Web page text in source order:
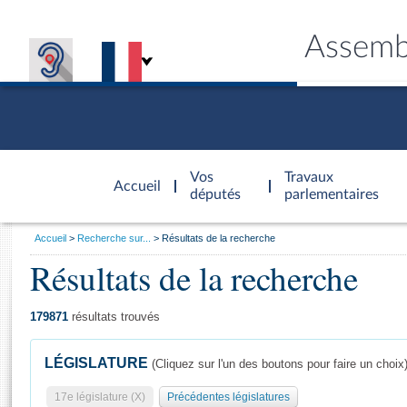
Accueil
d'accueil
Vos
députés
Travaux
parlementaires
Général
Vous
Accueil Recherche sur... Résultats de la recherche
Résultats de la recherche
179871 résultats trouvés
LÉGISLATURE (Cliquez sur l'un des boutons pour faire un choix)
17e législature (X) Précédentes législatures